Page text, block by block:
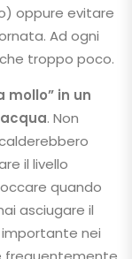
oppure evitare
Ad ogni
troppo poco.
mollo” in un
. Non
il livello
quando
asciugare il
nei